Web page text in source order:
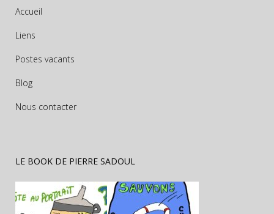
Accueil
Liens
Postes vacants
Blog
Nous contacter
LE BOOK DE PIERRE SADOUL